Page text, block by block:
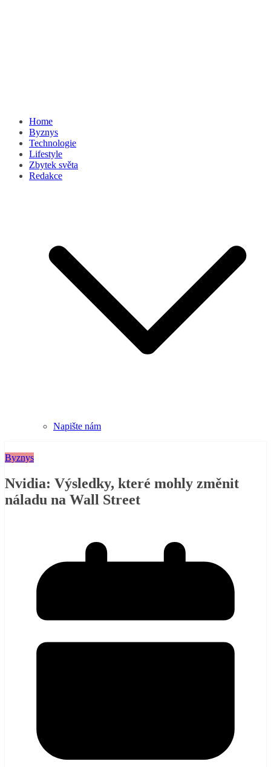
Home
Byznys
Technologie
Lifestyle
Zbytek světa
Redakce
Napište nám
Byznys
Nvidia: Výsledky, které mohly změnit
náladu na Wall Street